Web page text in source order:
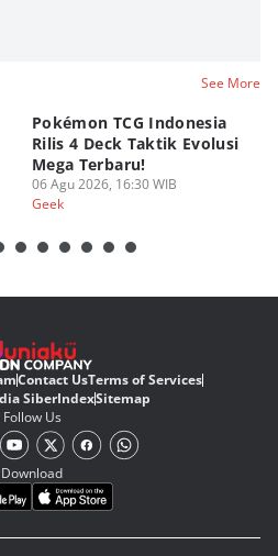
See More
Pokémon TCG Indonesia
Rilis 4 Deck Taktik Evolusi
Mega Terbaru!
06 Agu 2026, 16:30 WIB
Geek
Contact UsTerms of Services
SiberIndexSitemap
Follow Us
Download